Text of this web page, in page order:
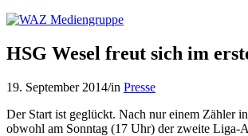
HSG Wesel freut sich im
19. September 2014/in Presse
Der Start ist geglückt. Nach nur einem Zähler
obwohl am Sonntag (17 Uhr) der zweite Liga-